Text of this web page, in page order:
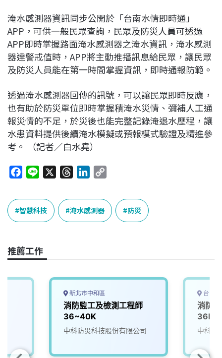
淹水感測器資訊同步公開於「台南水情即時通」
APP，可供一般民眾查詢，民眾及防災人員可透過
APP即時掌握路面淹水感測器之淹水資訊，淹水感測
器達警戒值時，APP將主動推播訊息給民眾，讓民眾
及防災人員能在第一時間掌握資訊，即時通報防範。
透過淹水感測器回傳的訊號，可以讓民眾即時反應，
也有助於防災單位即時掌握積淹水災情、彌補人工通
報災情的不足，於災後也能完整記錄淹退水歷程，讓
水患資料提供後續淹水模擬或預報模式驗證及精進參
考。 （記者／白水堯）
c
e
b
o
k
n
e
r
e
a
n
k
e
n
p
L
k
智慧科技 淹水感測器 防災
推薦工作
新北市中和區
消防監工及檢測工程師
36~40K
中科防災科技股份有限公司
台中
消防
36K
中科防